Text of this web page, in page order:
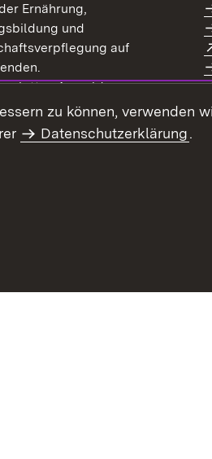
Ernährung,
und
auf
Anmeldung(Öffnet in
Archiv
zu können, verwenden
Datenschutzerklärung.